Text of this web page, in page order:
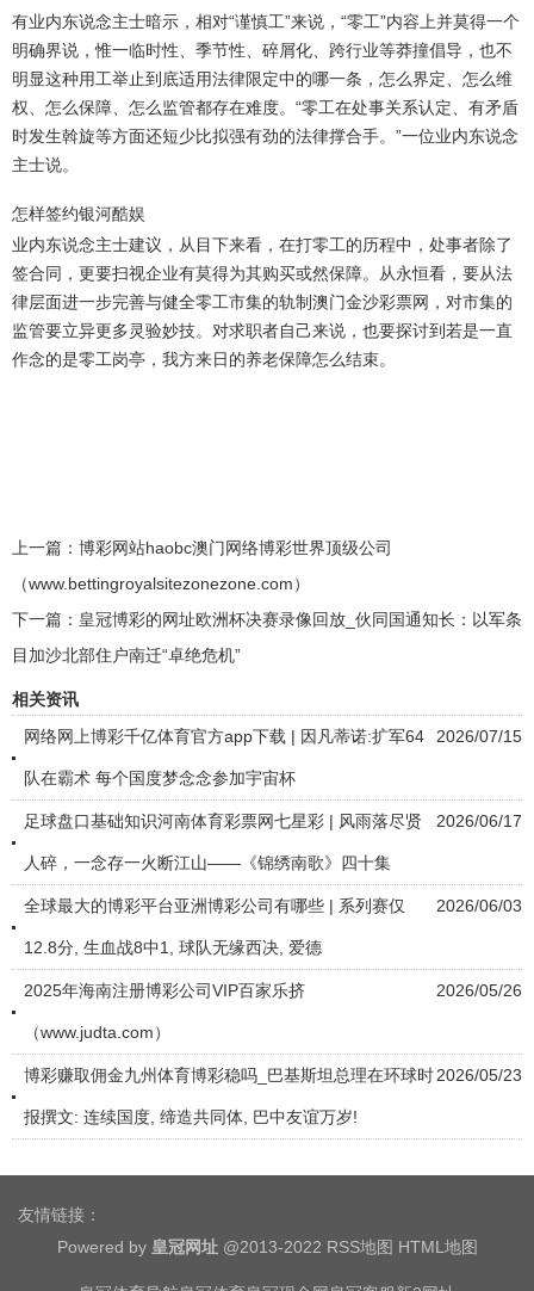
有业内东说念主士暗示，相对“谨慎工”来说，“零工”内容上并莫得一个
明确界说，惟一临时性、季节性、碎屑化、跨行业等莽撞倡导，也不
明显这种用工举止到底适用法律限定中的哪一条，怎么界定、怎么维
权、怎么保障、怎么监管都存在难度。“零工在处事关系认定、有矛盾
时发生斡旋等方面还短少比拟强有劲的法律撑合手。”一位业内东说念
主士说。
怎样签约银河酷娱
业内东说念主士建议，从目下来看，在打零工的历程中，处事者除了
签合同，更要扫视企业有莫得为其购买或然保障。从永恒看，要从法
律层面进一步完善与健全零工市集的轨制澳门金沙彩票网，对市集的
监管要立异更多灵验妙技。对求职者自己来说，也要探讨到若是一直
作念的是零工岗亭，我方来日的养老保障怎么结束。
上一篇： 博彩网站haobc澳门网络博彩世界顶级公司
（www.bettingroyalsitezonezone.com）
下一篇： 皇冠博彩的网址欧洲杯决赛录像回放_伙同国通知长：以军条
目加沙北部住户南迁“卓绝危机”
相关资讯
2026/07/15
网络网上博彩千亿体育官方app下载 | 因凡蒂诺:扩军64
队在霸术 每个国度梦念念参加宇宙杯
2026/06/17
足球盘口基础知识河南体育彩票网七星彩 | 风雨落尽贤
人碎，一念存一火断江山——《锦绣南歌》四十集
2026/06/03
全球最大的博彩平台亚洲博彩公司有哪些 | 系列赛仅
12.8分, 生血战8中1, 球队无缘西决, 爱德
2026/05/26
2025年海南注册博彩公司VIP百家乐挤
（www.judta.com）
2026/05/23
博彩赚取佣金九州体育博彩稳吗_巴基斯坦总理在环球时
报撰文: 连续国度, 缔造共同体, 巴中友谊万岁!
友情链接：
Powered by 皇冠网址@2013-2022 RSS地图 HTML地图